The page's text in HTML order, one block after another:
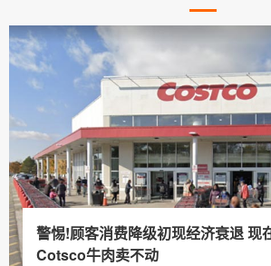
警惕!顾客消费降级初现经济衰退 现
Cotsco牛肉卖不动